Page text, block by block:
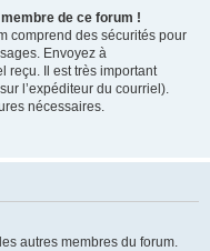
de ce forum !
comprend des sécurités pour
Envoyez à
reçu. Il est très important
l’expéditeur du courriel).
nécessaires.
autres membres du forum.